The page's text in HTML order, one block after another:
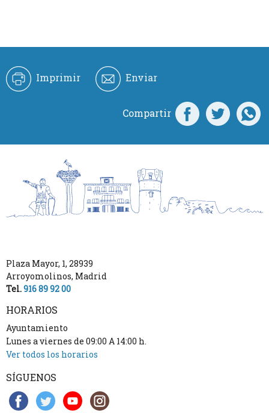
Imprimir Enviar
Compartir
Plaza Mayor, 1, 28939
Arroyomolinos, Madrid
Tel.916 89 92 00
HORARIOS
Ayuntamiento
Lunes a viernes de 09:00 A 14:00 h.
Ver todos los horarios
SÍGUENOS